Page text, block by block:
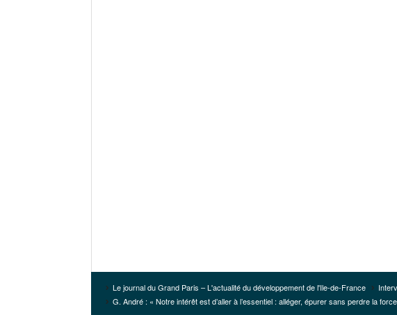
Le journal du Grand Paris – L'actualité du développement de l'Ile-de-France
G. André : « Notre intérêt est d’aller à l’essentiel : alléger, épurer sans perdre la